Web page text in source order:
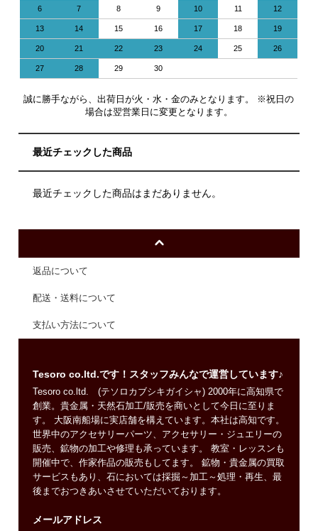
6 7 8 9 10 11 12
13 14 15 16 17 18 19
20 21 22 23 24 25 26
27 28 29 30
誠に勝手ながら、出荷日が火・水・金のみとなります。 ※祝日の
場合は翌営業日に変更となります。
最近チェックした商品
最近チェックした商品はまだありません。
返品について
配送・送料について
支払い方法について
Tesoro co.ltd.です！スタッフみんなで運営しています♪
Tesoro co.ltd. (テソロカブシキガイシャ) 2000年に高知県で
創業。貴金属・天然石加工/販売を商いとして今日に至りま
す。 大阪南船場に実店舗を構えています。本社は高知です。
世界中のアクセサリーパーツ、アクセサリー・ジュエリーの
販売、鉱物の加工や修理も承っています。 教室・レッスンも
開催中で、作家作品の販売もしてます。 鉱物・貴金属の買取
サービスもあり、石においては採掘～加工～処理・再生、最
後までおつきあいさせていただいております。
メールアドレス